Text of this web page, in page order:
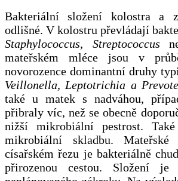
Bakteriální složení kolostra a
odlišné. V kolostru převládají
Staphylococcus, Streptococcus
mateřském mléce jsou
v
novorozence dominantní druhy
Veillonella, Leptotrichia a
také u matek s nadváhou,
přibraly víc, než se obecně
nižší mikrobiální pestrost.
mikrobiální skladbu.
císařském řezu je bakteriálně
přirozenou cestou. Složení